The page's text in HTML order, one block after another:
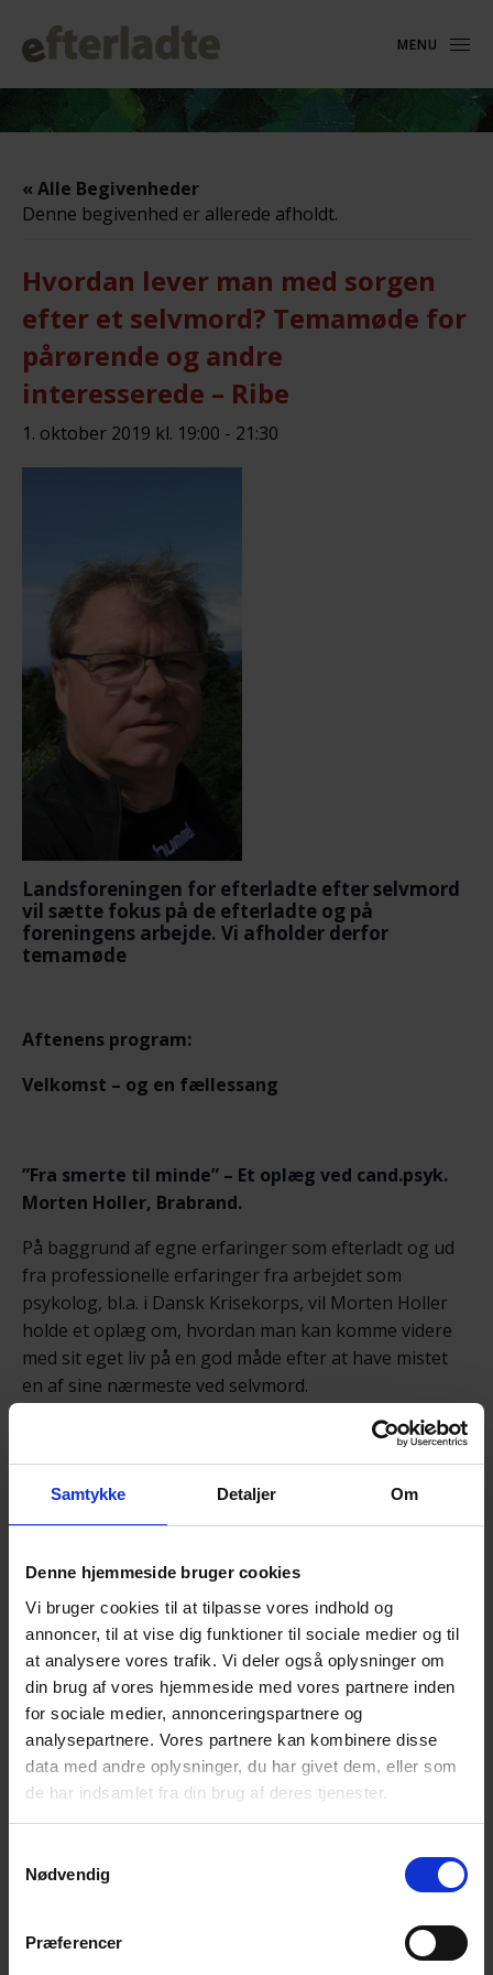
Samtykke Detaljer Om
Denne hjemmeside bruger cookies
Vi bruger cookies til at tilpasse vores indhold og
annoncer, til at vise dig funktioner til sociale medier og til
at analysere vores trafik. Vi deler også oplysninger om
din brug af vores hjemmeside med vores partnere inden
for sociale medier, annonceringspartnere og
analysepartnere. Vores partnere kan kombinere disse
data med andre oplysninger, du har givet dem, eller som
de har indsamlet fra din brug af deres tjenester.
Nødvendig
Præferencer
MENU
« Alle Begivenheder
Denne begivenhed er allerede afholdt.
Hvordan lever man med sorgen
efter et selvmord? Temamøde for
pårørende og andre
interesserede – Ribe
1. oktober 2019 kl. 19:00 - 21:30
Landsforeningen for efterladte efter selvmord
vil sætte fokus på de efterladte og på
foreningens arbejde. Vi afholder derfor
temamøde
Aftenens program:
Velkomst – og en fællessang
”Fra smerte til minde” – Et oplæg ved cand.psyk.
Morten Holler, Brabrand.
På baggrund af egne erfaringer som efterladt og ud
fra professionelle erfaringer fra arbejdet som
psykolog, bl.a. i Dansk Krisekorps, vil Morten Holler
holde et oplæg om, hvordan man kan komme videre
med sit eget liv på en god måde efter at have mistet
en af sine nærmeste ved selvmord.
Kaffe/the i grupper med tid til indbyrdes snak og
En efterladt fortæller.
Bestyrelsesmedlem Preben Bøgelund fortæller sin
historie.
Landsforeningen for efterladte efter selvmord.
Landsforeningen for efterladte efter selvmord.
Herunder tilbud om hjælp til efterladte efter selvmord
i foreningen og i f.eks. NEFOS.